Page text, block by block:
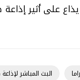
على أثير
البث المباشر